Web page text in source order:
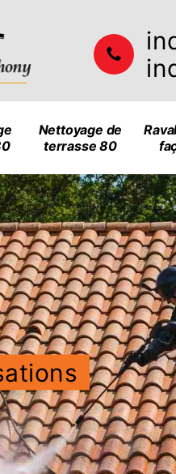
Nettoyage de
terrasse 80